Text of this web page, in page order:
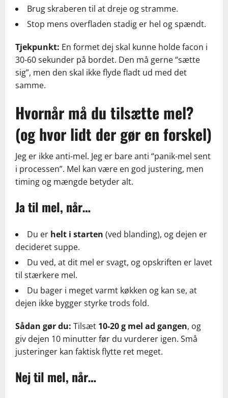
Brug skraberen til at dreje og stramme.
Stop mens overfladen stadig er hel og spændt.
Tjekpunkt: En formet dej skal kunne holde facon i
30-60 sekunder på bordet. Den må gerne “sætte
sig”, men den skal ikke flyde fladt ud med det
samme.
Hvornår må du tilsætte mel?
(og hvor lidt der gør en forskel)
Jeg er ikke anti-mel. Jeg er bare anti “panik-mel sent
i processen”. Mel kan være en god justering, men
timing og mængde betyder alt.
Ja til mel, når…
Du er helt i starten (ved blanding), og dejen er
decideret suppe.
Du ved, at dit mel er svagt, og opskriften er lavet
til stærkere mel.
Du bager i meget varmt køkken og kan se, at
dejen ikke bygger styrke trods fold.
Sådan gør du: Tilsæt 10-20 g mel ad gangen, og
giv dejen 10 minutter før du vurderer igen. Små
justeringer kan faktisk flytte ret meget.
Nej til mel, når…